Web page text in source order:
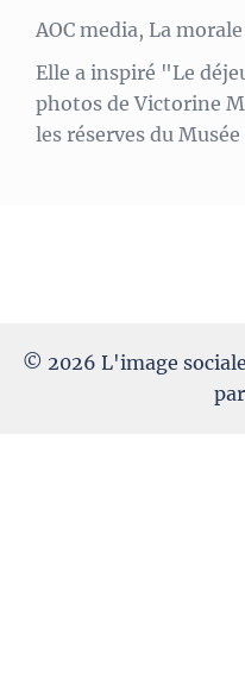
AOC media, La
Elle a inspiré "Le
photos de Victorine
les réserves du
© 2026 L'image
par